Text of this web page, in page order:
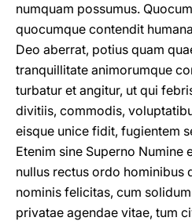
numquam possumus.
quocumque contendit
Deo aberrat, potius quam
tranquillitate animorumque
turbatur et angitur, ut qui
divitiis, commodis,
eisque unice fidit, fugientem
Etenim sine Superno Numine
nullus rectus ordo hominibus
nominis felicitas, cum
privatae agendae vitae, tum